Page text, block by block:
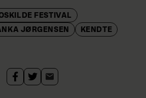
FESTIVAL
JØRGENSEN
KENDTE